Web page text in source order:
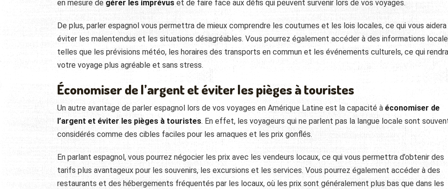
en mesure de gérer les imprévus et de faire face aux défis qui peuvent survenir lors de vos voyages.
De plus, parler espagnol vous permettra de mieux comprendre les coutumes et les lois locales, ce qui vous aidera
éviter les malentendus et les situations désagréables. Vous pourrez également accéder à des informations
telles que les prévisions météo, les horaires des transports en commun et les événements culturels, ce qui rendra
votre voyage plus agréable et sans stress.
Économiser de l’argent et éviter les pièges à touristes
Un autre avantage de parler espagnol lors de vos voyages en Amérique Latine est la capacité à économiser de
l’argent et éviter les pièges à touristes. En effet, les voyageurs qui ne parlent pas la langue locale sont
considérés comme des cibles faciles pour les arnaques et les prix gonflés.
En parlant espagnol, vous pourrez négocier les prix avec les vendeurs locaux, ce qui vous permettra d’obtenir des
tarifs plus avantageux pour les souvenirs, les excursions et les services. Vous pourrez également accéder à des
restaurants et des hébergements fréquentés par les locaux, où les prix sont généralement plus bas que dans les